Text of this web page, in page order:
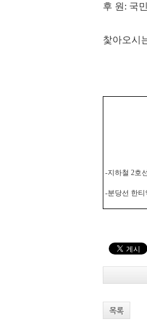
후 원: 국
찿아오시
-지하철 2호
-분당선 한
목록